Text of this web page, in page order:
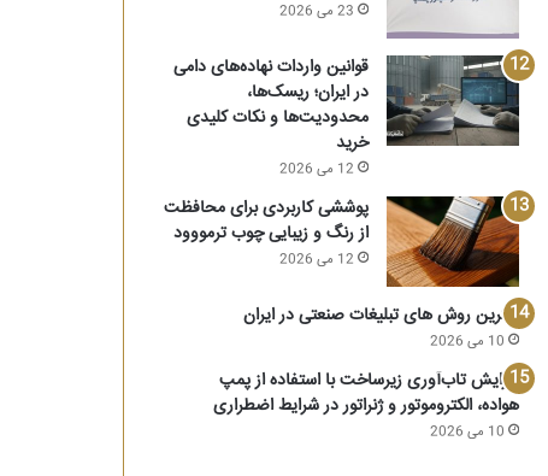
23 می 2026
قوانین واردات نهاده‌های دامی
در ایران؛ ریسک‌ها،
محدودیت‌ها و نکات کلیدی
خرید
12 می 2026
پوششی کاربردی برای محافظت
از رنگ و زیبایی چوب ترمووود
12 می 2026
بهترین روش های تبلیغات صنعتی در ایران
10 می 2026
افزایش تاب‌آوری زیرساخت‌ با استفاده از پمپ
هواده، الکتروموتور و ژنراتور در شرایط اضطراری
10 می 2026